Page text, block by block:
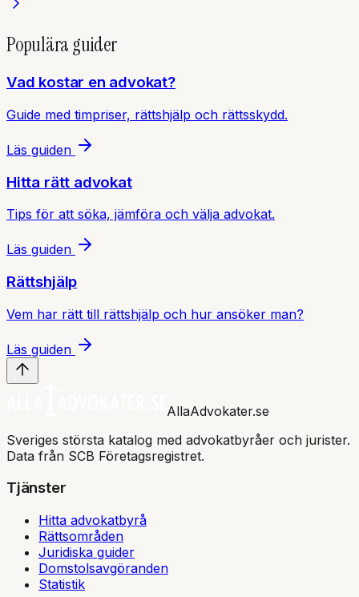
Populära guider
Vad kostar en advokat?
Guide med timpriser, rättshjälp och rättsskydd.
Läs guiden
Hitta rätt advokat
Tips för att söka, jämföra och välja advokat.
Läs guiden
Rättshjälp
Vem har rätt till rättshjälp och hur ansöker man?
Läs guiden
AllaAdvokater.se
Sveriges största katalog med advokatbyråer och jurister.
Data från SCB Företagsregistret.
Tjänster
Hitta advokatbyrå
Rättsområden
Juridiska guider
Domstolsavgöranden
Statistik